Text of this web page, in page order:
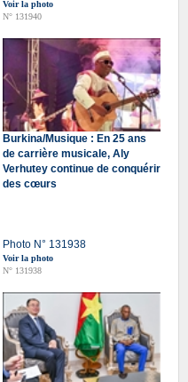
Voir la photo
N° 131940
Burkina/Musique : En 25 ans
de carrière musicale, Aly
Verhutey continue de conquérir
des cœurs
Photo N° 131938
Voir la photo
N° 131938